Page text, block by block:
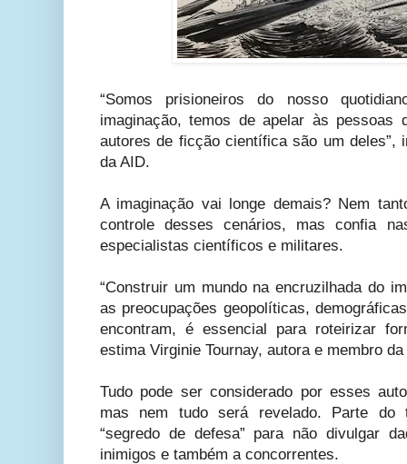
“Somos prisioneiros do nosso
imaginação, temos de apelar às pessoas
autores de ficção científica são um deles”,
da AID.
A imaginação vai longe demais? Nem
controle desses cenários, mas confia
especialistas científicos e militares.
“Construir um mundo na encruzilhada do
as preocupações geopolíticas,
encontram, é essencial para roteirizar
estima Virginie Tournay, autora e membro da
Tudo pode ser considerado por esses
mas nem tudo será revelado. Parte do
“segredo de defesa” para não divulgar
inimigos e também a concorrentes.